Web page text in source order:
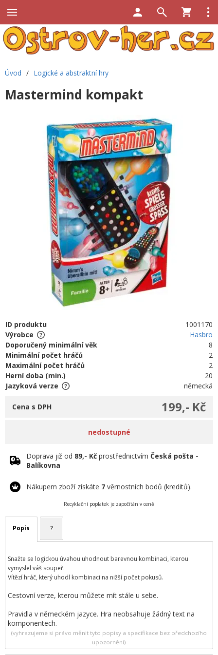
Úvod / Logické a abstraktní hry
Mastermind kompakt
ID produktu
1001170
Výrobce
Hasbro
Doporučený minimální věk
8
Minimální počet hráčů
2
Maximální počet hráčů
2
Herní doba (min.)
20
Jazyková verze
německá
199,- Kč
Cena s DPH
nedostupné
Doprava již od 89,- Kč prostřednictvím Česká pošta -
Balíkovna
Nákupem zboží získáte 7 věrnostních bodů (kreditů).
Recyklační poplatek je započítán v ceně
Popis ?
Snažte se logickou úvahou uhodnout barevnou kombinaci, kterou
vymyslel váš soupeř.
Vítězí hráč, který uhodl kombinaci na nižší počet pokusů.
Cestovní verze, kterou můžete mít stále u sebe.
Pravidla v německém jazyce. Hra neobsahuje žádný text na
komponentech.
(vyhrazujeme si právo měnit tyto popisy a specifikace bez předchozího
upozornění)